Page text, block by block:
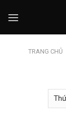
TRANG CHỦ